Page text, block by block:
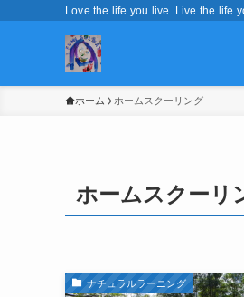
Love the life you live. Live the life
ホーム ホームスクーリング
ホームスクーリ
ナチュラルラーニング